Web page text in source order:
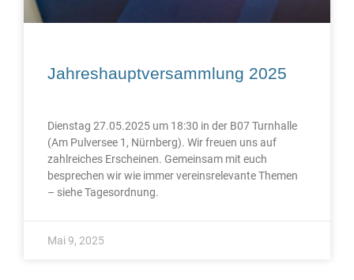
Jahreshauptversammlung 2025
Dienstag 27.05.2025 um 18:30 in der B07 Turnhalle
(Am Pulversee 1, Nürnberg). Wir freuen uns auf
zahlreiches Erscheinen. Gemeinsam mit euch
besprechen wir wie immer vereinsrelevante Themen
– siehe Tagesordnung.
Mai 9, 2025